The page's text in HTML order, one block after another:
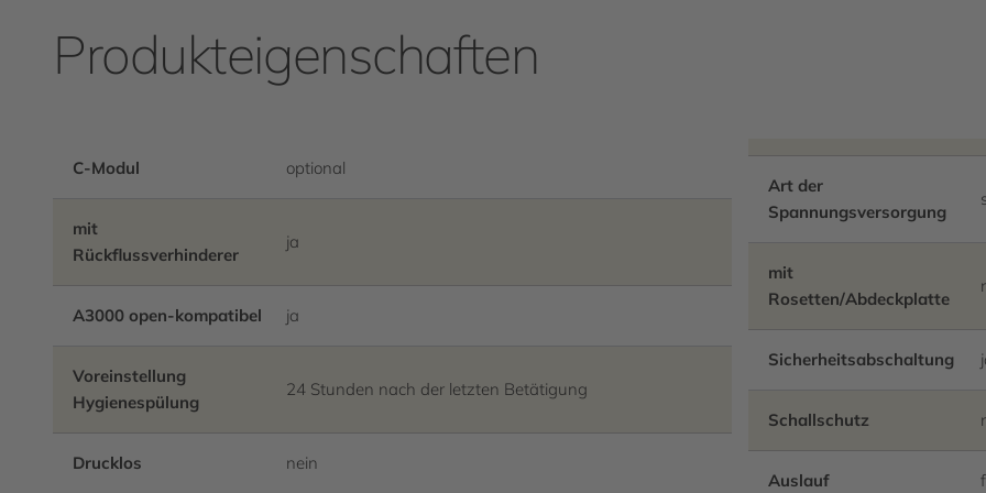
Produkteigenschaften
C-Modul optional
mit
Rückflussverhinderer
ja
A3000 open-kompatibel ja
Voreinstellung
Hygienespülung
24 Stunden nach der letzten Betätigung
Drucklos nein
Art der
Spannungsversorgung
mit
Rosetten/Abdeckplatte
Sicherheitsabschaltung
Schallschutz
Auslauf